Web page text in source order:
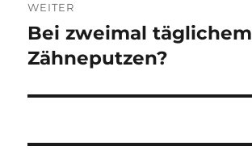
WEITER
Nächster
Beitrag:
Bei zweimal täglichem
Zähneputzen?